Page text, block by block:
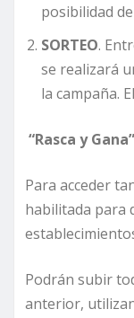
posibilidad
SORTEO.
se realizará
la campaña.
“Rasca y
Para acceder
habilitada para
Podrán subir
anterior,